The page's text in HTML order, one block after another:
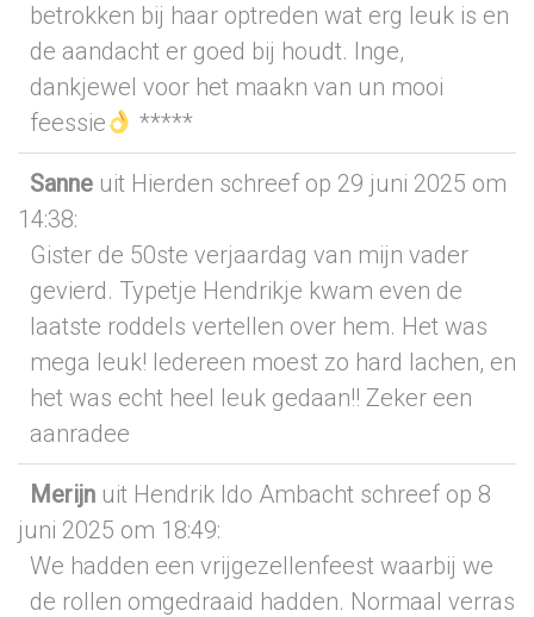
betrokken bij haar optreden wat erg leuk is en
de aandacht er goed bij houdt. Inge,
dankjewel voor het maakn van un mooi
feessie
*****
Sanne uit Hierden schreef op 29 juni 2025 om
14:38:
Gister de 50ste verjaardag van mijn vader
gevierd. Typetje Hendrikje kwam even de
laatste roddels vertellen over hem. Het was
mega leuk! Iedereen moest zo hard lachen, en
het was echt heel leuk gedaan!! Zeker een
aanradee
Merijn uit Hendrik Ido Ambacht schreef op 8
juni 2025 om 18:49:
We hadden een vrijgezellenfeest waarbij we
de rollen omgedraaid hadden. Normaal verras